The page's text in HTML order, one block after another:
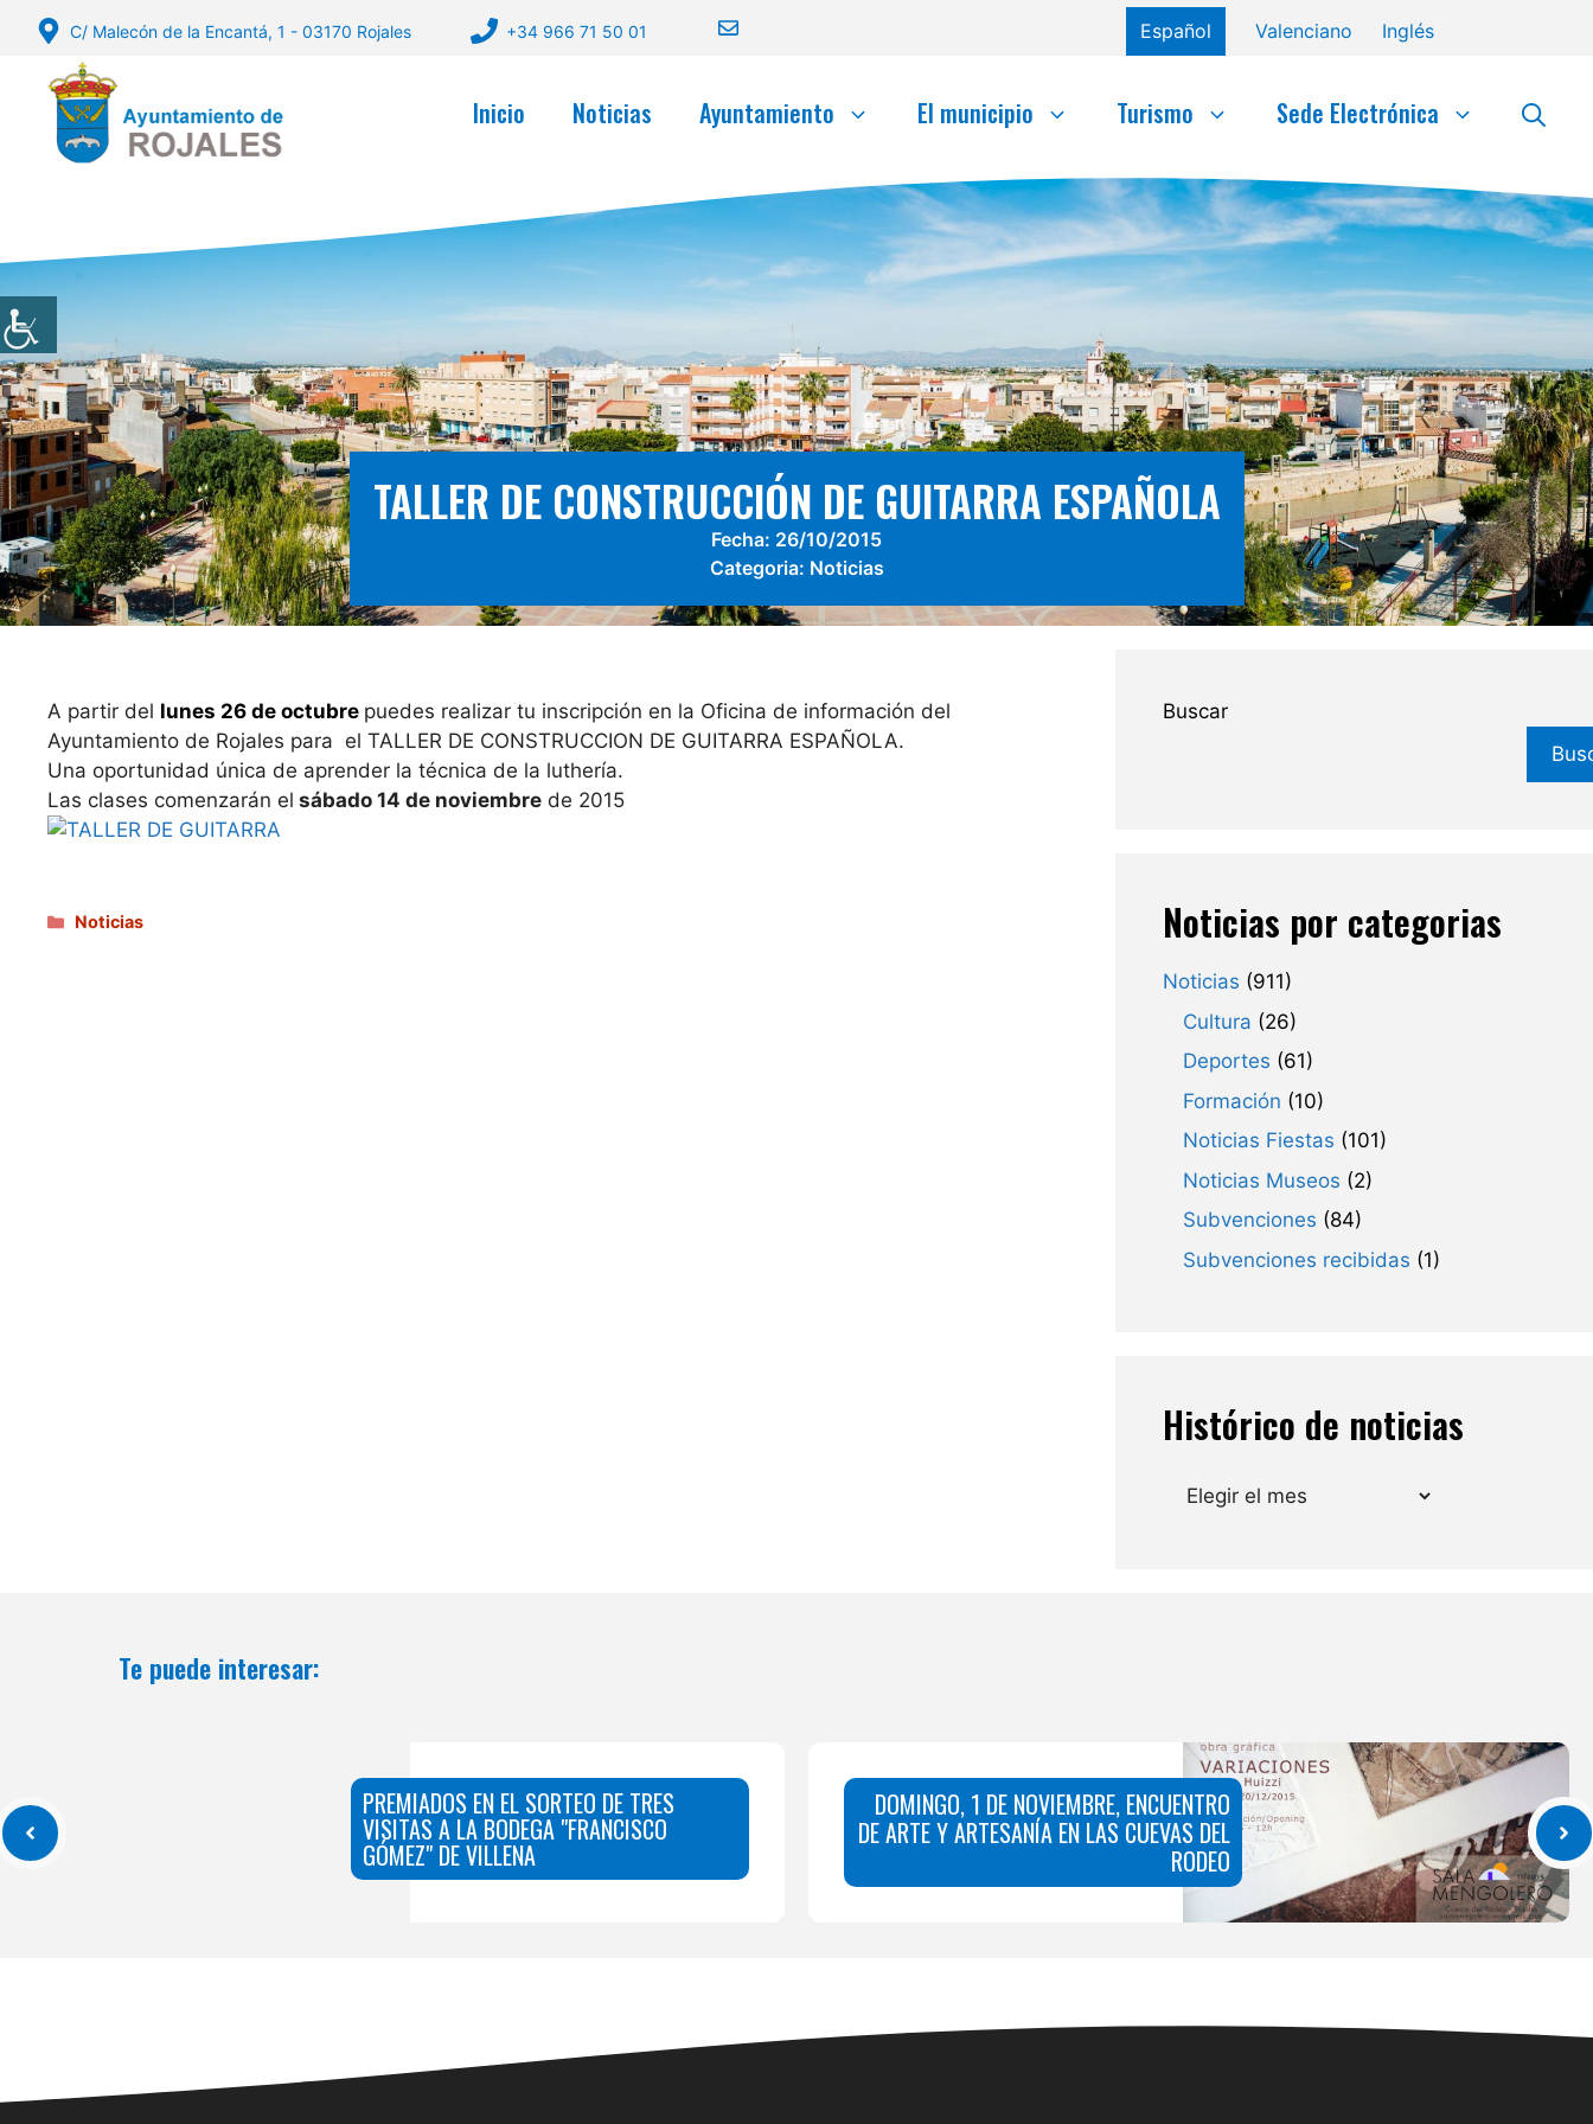
Saltar
contenido
C/ Malecón de la Encantá, 1 - 03170 Rojales +34 966 71 50 01 Español Valenciano Inglés
Inicio Noticias Ayuntamiento El municipio Turismo Sede Electrónica
TALLER DE CONSTRUCCIÓN DE GUITARRA ESPAÑOLA
Fecha: 26/10/2015
Categoria: Noticias
A partir del lunes 26 de octubre puedes realizar tu inscripción en la Oficina de información del
Ayuntamiento de Rojales para el TALLER DE CONSTRUCCION DE GUITARRA ESPAÑOLA.
Una oportunidad única de aprender la técnica de la luthería.
Las clases comenzarán el sábado 14 de noviembre de 2015
Categorías
Noticias
Buscar
Noticias por categorias
Noticias (911)
Cultura (26)
Deportes (61)
Formación (10)
Noticias Fiestas (101)
Noticias Museos (2)
Subvenciones (84)
Subvenciones recibidas (1)
Histórico de noticias
Archivos
Te puede interesar:
PREMIADOS EN EL SORTEO DE TRES
VISITAS A LA BODEGA "FRANCISCO
GÓMEZ" DE VILLENA
DOMINGO, 1 DE NOVIEMBRE, ENCUENTRO
DE ARTE Y ARTESANÍA EN LAS CUEVAS DEL
RODEO